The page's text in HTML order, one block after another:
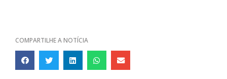
COMPARTILHE A NOTÍCIA